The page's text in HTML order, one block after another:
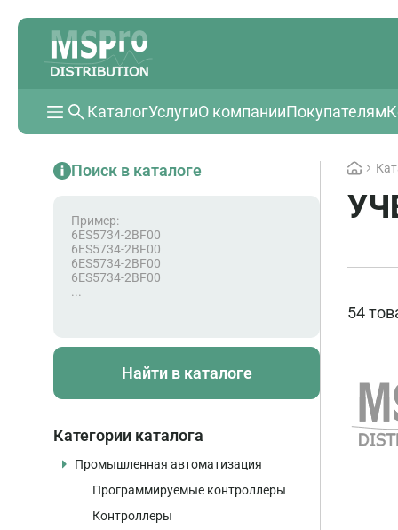
КаталогУслугиО компанииПокупателям
Поиск в каталоге
Пример:
6ES5734-2BF00
6ES5734-2BF00
6ES5734-2BF00
6ES5734-2BF00
...
Найти в каталоге
Категории каталога
Промышленная автоматизация
Программируемые контроллеры
Контроллеры
54